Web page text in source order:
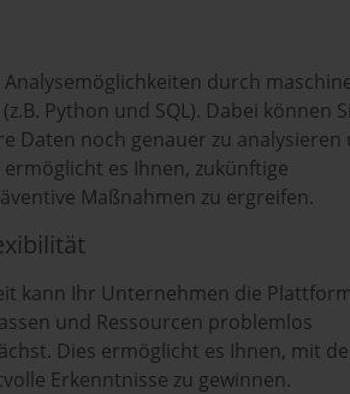
durch
Python und SQL). Dabei können
Daten noch genauer zu analysieren
es Ihnen, zukünftige
Maßnahmen zu ergreifen.
kann Ihr Unternehmen die
und Ressourcen problemlos
Dies ermöglicht es Ihnen, mit
Erkenntnisse zu gewinnen.